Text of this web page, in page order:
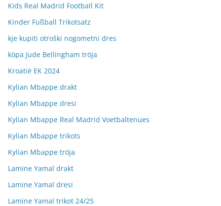
Kids Real Madrid Football Kit
Kinder Fußball Trikotsatz
kje kupiti otroški nogometni dres
köpa Jude Bellingham tröja
Kroatië EK 2024
Kylian Mbappe drakt
Kylian Mbappe dresi
Kylian Mbappe Real Madrid Voetbaltenues
Kylian Mbappe trikots
Kylian Mbappe tröja
Lamine Yamal drakt
Lamine Yamal dresi
Lamine Yamal trikot 24/25